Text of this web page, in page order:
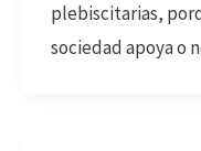
plebiscitarias,
sociedad apoya o